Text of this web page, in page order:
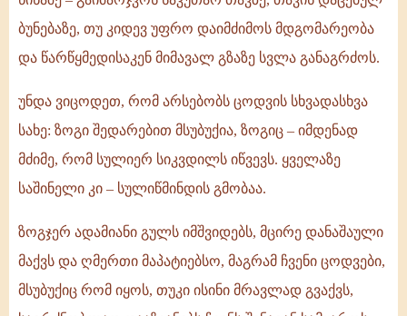
ბუნებაზე, თუ კიდევ უფრო დაიმძიმოს მდგომარეობა
და წარწყმედისაკენ მიმავალ გზაზე სვლა განაგრძოს.
უნდა ვიცოდეთ, რომ არსებობს ცოდვის სხვადასხვა
სახე: ზოგი შედარებით მსუბუქია, ზოგიც – იმდენად
მძიმე, რომ სულიერ სიკვდილს იწვევს. ყველაზე
საშინელი კი – სულიწმინდის გმობაა.
ზოგჯერ ადამიანი გულს იმშვიდებს, მცირე დანაშაული
მაქვს და ღმერთი მაპატიებსო, მაგრამ ჩვენი ცოდვები,
მსუბუქიც რომ იყოს, თუკი ისინი მრავლად გვაქვს,